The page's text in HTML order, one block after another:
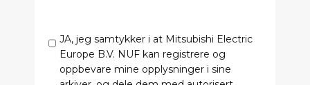
JA, jeg samtykker i at Mitsubishi Electric
Europe B.V. NUF kan registrere og
oppbevare mine opplysninger i sine